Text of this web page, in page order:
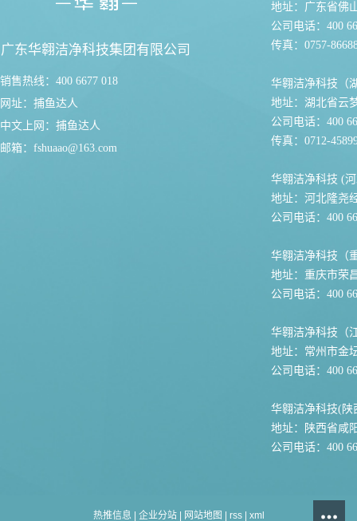
广东华翱洁净科技集团有限公司
销售热线：400 6677 018
网址： 捕鱼达人
中文上网： 捕鱼达人
邮箱： fshuaao@163.com
地址：广东省佛
公司电话：400
传真：0757-
华翱洁净科技（
地址：湖北省云
公司电话：400
传真：0712-
华翱洁净科技 (
地址：河北隆尧
公司电话：400
华翱洁净科技（
地址：重庆市荣
公司电话：400
华翱洁净科技（
地址：常州市金
公司电话：400
华翱洁净科技(陕
地址：陕西省咸
公司电话：400
热推信息 企业分站| 网站地图 rss| xml